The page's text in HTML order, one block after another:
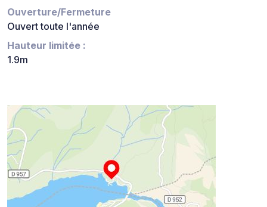
Ouverture/Fermeture
Ouvert toute l'année
Hauteur limitée :
1.9m